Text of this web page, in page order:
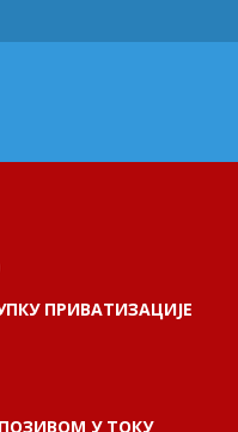
ПРИВАТИЗАЦИЈЕ
У ТОКУ